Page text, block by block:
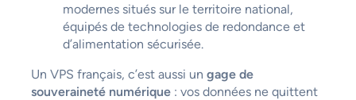
modernes situés sur le territoire national,
équipés de technologies de redondance et
d’alimentation sécurisée.
Un VPS français, c’est aussi un gage de
souveraineté numérique: vos données ne quittent